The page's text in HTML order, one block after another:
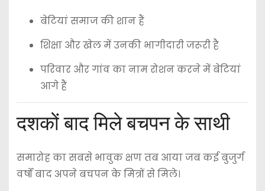
बेटियां समाज की शान हैं
शिक्षा और खेल में उनकी भागीदारी जरूरी है
परिवार और गांव का नाम रोशन करने में बेटियां
आगे हैं
दशकों बाद मिले बचपन के साथी
समारोह का सबसे भावुक क्षण तब आया जब कई बुजुर्ग
वर्षों बाद अपने बचपन के मित्रों से मिले।